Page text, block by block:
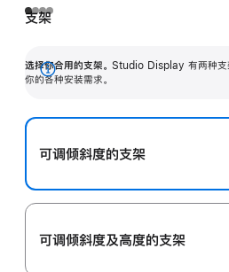
支架
选择你合用的支架。 Studio Display 有两种支
你的各种安装需求。
展
可调倾斜度的支架
可调倾斜度及高‍度的支‍架